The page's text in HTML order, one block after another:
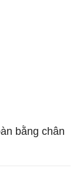
bằng chân